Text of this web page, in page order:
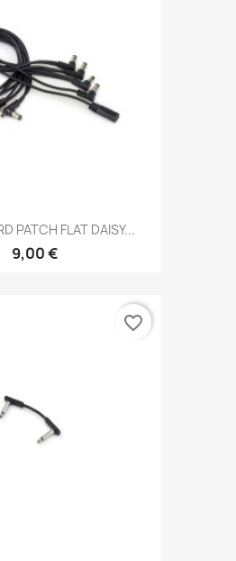
PATCH FLAT DAISY...
9,00 €
favorite_border